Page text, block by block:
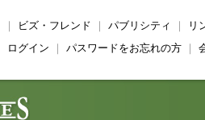
ビズ・フレンド パブリシティ リ
ログイン パスワードをお忘れの方｜